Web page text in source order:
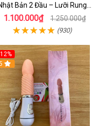
Bản 2 Đầu – Lưỡi Rung
Mạnh Kết Hợp Sưởi Ấm Cho
Nữ Sung Sướng
1.100.000₫ 1.250.000₫
(930)